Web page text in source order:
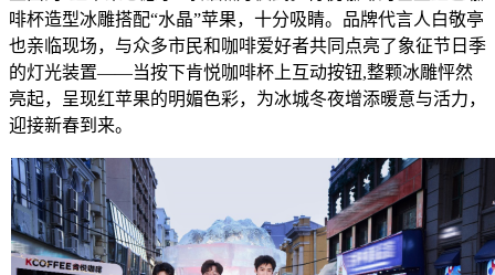
啡杯造型冰雕搭配“水晶”苹果，十分吸睛。品牌代言人白敬亭
也亲临现场，与众多市民和咖啡爱好者共同点亮了象征节日季
的灯光装置——当按下肯悦咖啡杯上互动按钮,整颗冰雕怦然
亮起，呈现红苹果的明媚色彩，为冰城冬夜增添暖意与活力，
迎接新春到来。